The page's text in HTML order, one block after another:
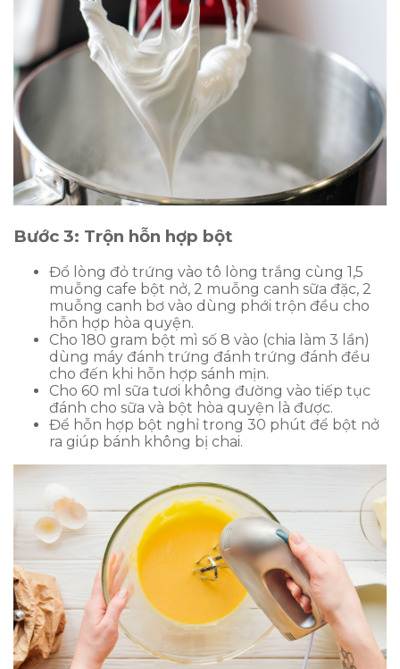
Bước 3: Trộn hỗn hợp bột
Đổ lòng đỏ trứng vào tô lòng trắng cùng 1,5
muỗng cafe bột nở, 2 muỗng canh sữa đặc, 2
muỗng canh bơ vào dùng phới trộn đều cho
hỗn hợp hòa quyện.
Cho 180 gram bột mì số 8 vào (chia làm 3 lần)
dùng máy đánh trứng đánh trứng đánh đều
cho đến khi hỗn hợp sánh mịn.
Cho 60 ml sữa tươi không đường vào tiếp tục
đánh cho sữa và bột hòa quyện là được.
Để hỗn hợp bột nghỉ trong 30 phút để bột nở
ra giúp bánh không bị chai.